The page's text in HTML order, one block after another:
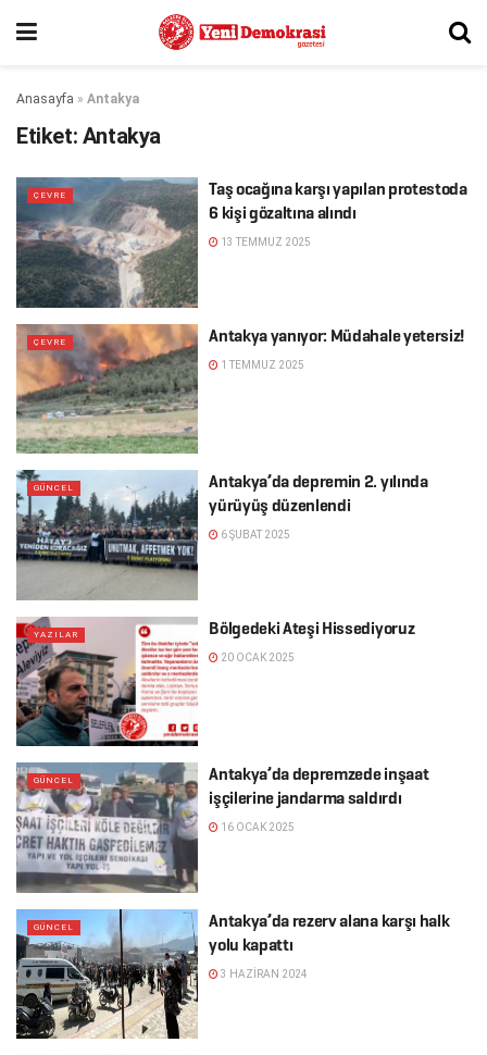
Anasayfa » Antakya
Etiket: Antakya
ÇEVRE
Taş ocağına karşı yapılan protestoda
6 kişi gözaltına alındı
13 TEMMUZ 2025
ÇEVRE Antakya yanıyor: Müdahale yetersiz!
1 TEMMUZ 2025
GÜNCEL
Antakya’da depremin 2. yılında
yürüyüş düzenlendi
6 ŞUBAT 2025
YAZILAR Bölgedeki Ateşi Hissediyoruz
20 OCAK 2025
GÜNCEL
Antakya’da depremzede inşaat
işçilerine jandarma saldırdı
16 OCAK 2025
GÜNCEL
Antakya’da rezerv alana karşı halk
yolu kapattı
3 HAZIRAN 2024